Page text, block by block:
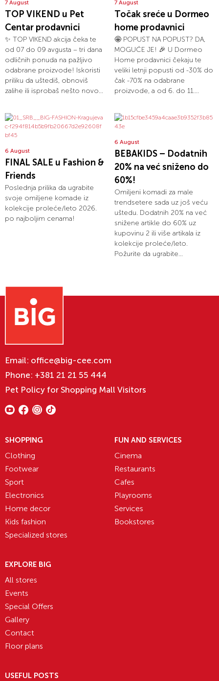
7 August
TOP VIKEND u Pet
Centar prodavnici
✨ TOP VIKEND akcija čeka te
od 07 do 09 avgusta – tri dana
odličnih ponuda na pažljivo
odabrane proizvode! Iskoristi
priliku da uštediš, obnoviš
zalihe ili isprobaš nešto novo...
7 August
Točak sreće u Dormeo
home prodavnici
🤩 POPUST NA POPUST? DA,
MOGUĆE JE! 🎉 U Dormeo
Home prodavnici čekaju te
veliki letnji popusti od -30% do
čak -70% na odabrane
proizvode, a od 6. do 11....
6 August
FINAL SALE u Fashion &
Friends
Poslednja prilika da ugrabite
svoje omiljene komade iz
kolekcije proleće/leto 2026.
po najboljim cenama!
6 August
BEBAKIDS – Dodatnih
20% na već sniženo do
60%!
Omiljeni komadi za male
trendsetere sada uz još veću
uštedu. Dodatnih 20% na već
snižene artikle do 60% uz
kupovinu 2 ili više artikala iz
kolekcije proleće/leto.
Požurite da ugrabite...
Email: office@big-cee.com
Phone: +381 21 21 55 444
Pet Policy for Shopping Mall Visitors
SHOPPING
Clothing
Footwear
Sport
Electronics
Home decor
Kids fashion
Specialized stores
FUN AND SERVICES
Cinema
Restaurants
Cafes
Playrooms
Services
Bookstores
EXPLORE BIG
All stores
Events
Special Offers
Gallery
Contact
Floor plans
USEFUL POSTS